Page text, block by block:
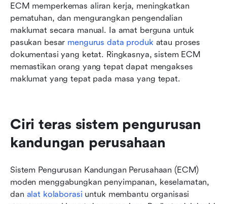
ECM memperkemas aliran kerja, meningkatkan
pematuhan, dan mengurangkan pengendalian
maklumat secara manual. Ia amat berguna untuk
pasukan besar mengurus data produk atau proses
dokumentasi yang ketat. Ringkasnya, sistem ECM
memastikan orang yang tepat dapat mengakses
maklumat yang tepat pada masa yang tepat.
Ciri teras sistem pengurusan
kandungan perusahaan
Sistem Pengurusan Kandungan Perusahaan (ECM)
moden menggabungkan penyimpanan, keselamatan,
dan alat kolaborasi untuk membantu organisasi